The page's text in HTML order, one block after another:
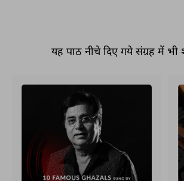
यह पाठ नीचे दिए गये संग्रह में भी